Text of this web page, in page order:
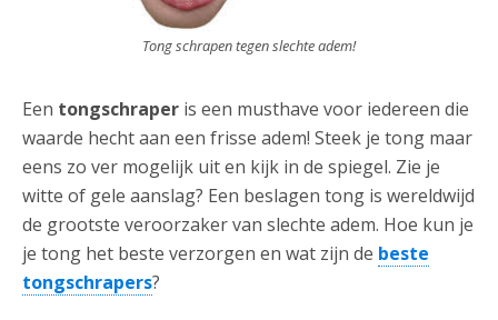
Tong schrapen tegen slechte adem!
Een tongschraper is een musthave voor iedereen die
waarde hecht aan een frisse adem! Steek je tong maar
eens zo ver mogelijk uit en kijk in de spiegel. Zie je
witte of gele aanslag? Een beslagen tong is wereldwijd
de grootste veroorzaker van slechte adem. Hoe kun je
je tong het beste verzorgen en wat zijn de beste
tongschrapers?